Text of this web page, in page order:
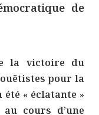
de
la victoire du
pour la
« éclatante »
cours d’une